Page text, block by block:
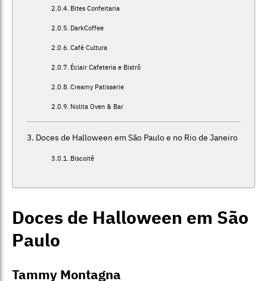
Bites Confeitaria
DarkCoffee
Café Cultura
Éclair Cafeteria e Bistrô
Creamy Patisserie
Nolita Oven & Bar
Doces de Halloween em São Paulo e no Rio de Janeiro
Biscoitê
Doces de Halloween em São
Paulo
Tammy Montagna